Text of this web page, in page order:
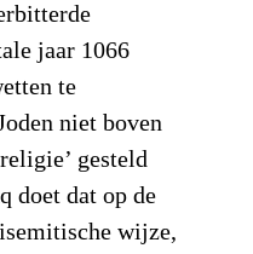
jaar 1066
te
niet boven
gesteld
doet dat op de
wijze,